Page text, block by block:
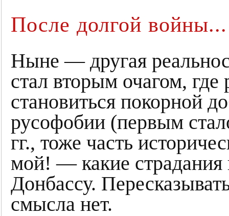
После долгой войны...
Ныне — другая
стал вторым очагом,
становиться покорной
русофобии (первым
гг., тоже часть
мой! — какие
Донбассу.
смысла нет.